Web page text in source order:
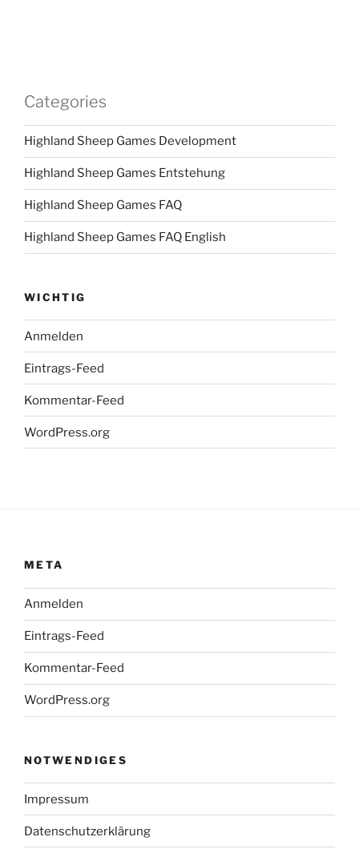
Categories
Highland Sheep Games Development
Highland Sheep Games Entstehung
Highland Sheep Games FAQ
Highland Sheep Games FAQ English
WICHTIG
Anmelden
Eintrags-Feed
Kommentar-Feed
WordPress.org
META
Anmelden
Eintrags-Feed
Kommentar-Feed
WordPress.org
NOTWENDIGES
Impressum
Datenschutzerklärung